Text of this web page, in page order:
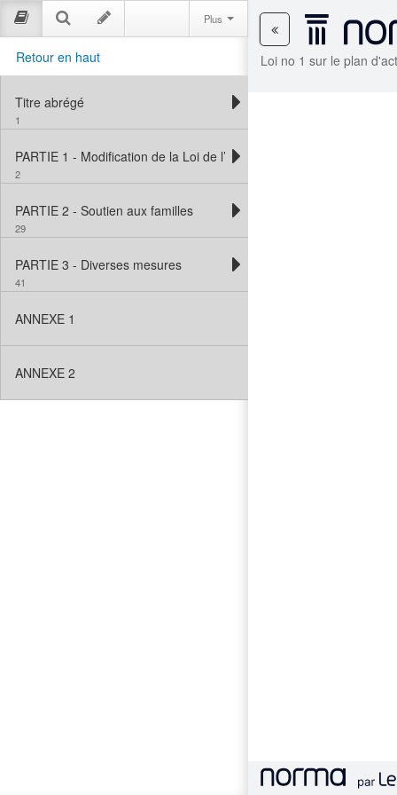
Loi no 1 sur le plan
Plus
Retour en haut
Titre abrégé
1
PARTIE 1 - Modification de la Loi de l’impôt sur le revenu et de
2
PARTIE 2 - Soutien aux familles
29
PARTIE 3 - Diverses mesures
41
ANNEXE 1
ANNEXE 2